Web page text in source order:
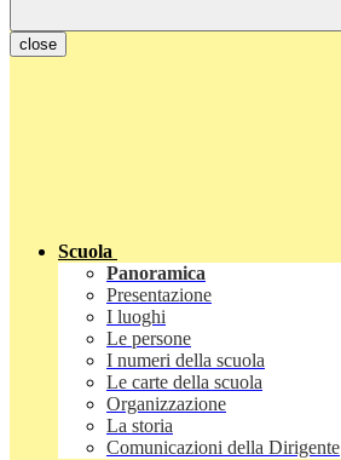
close
Scuola
Panoramica
Presentazione
I luoghi
Le persone
I numeri della scuola
Le carte della scuola
Organizzazione
La storia
Comunicazioni della Dirigente